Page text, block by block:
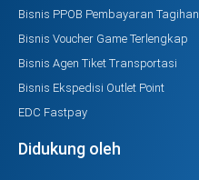
Bisnis PPOB Pembayaran Tagihan
Bisnis Voucher Game Terlengkap
Bisnis Agen Tiket Transportasi
Bisnis Ekspedisi Outlet Point
EDC Fastpay
Didukung oleh